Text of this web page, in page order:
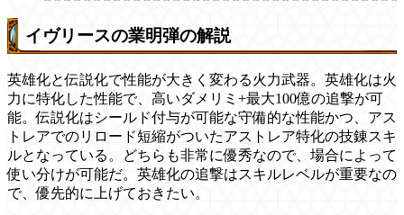
イヴリースの業明弾の解説
英雄化と伝説化で性能が大きく変わる火力武器。英雄化は火
力に特化した性能で、高いダメリミ+最大100億の追撃が可
能。伝説化はシールド付与が可能な守備的な性能かつ、アス
トレアでのリロード短縮がついたアストレア特化の技錬スキ
ルとなっている。どちらも非常に優秀なので、場合によって
使い分けが可能だ。英雄化の追撃はスキルレベルが重要なの
で、優先的に上げておきたい。